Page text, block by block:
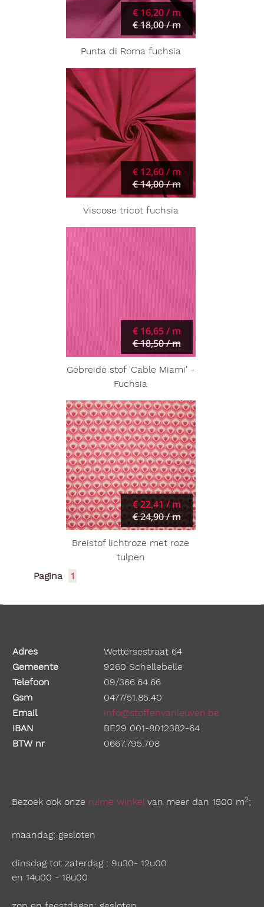
€ 16,20 / m
€ 18,00 / m
Punta di Roma fuchsia
€ 12,60 / m
€ 14,00 / m
Viscose tricot fuchsia
€ 16,65 / m
€ 18,50 / m
Gebreide stof 'Cable Miami' -
Fuchsia
€ 22,41 / m
€ 24,90 / m
Breistof lichtroze met roze
tulpen
Pagina
1
Adres
Wettersestraat 64
Gemeente
9260 Schellebelle
Telefoon
09/366.64.66
Gsm
0477/51.85.40
Email
info@stoffenvanleuven.be
IBAN
BE29 001-8012382-64
BTW nr
0667.795.708
Bezoek ook onze ruime winkelvan meer dan 1500 m2;
maandag: gesloten
dinsdag tot zaterdag : 9u30- 12u00
en 14u00 - 18u00